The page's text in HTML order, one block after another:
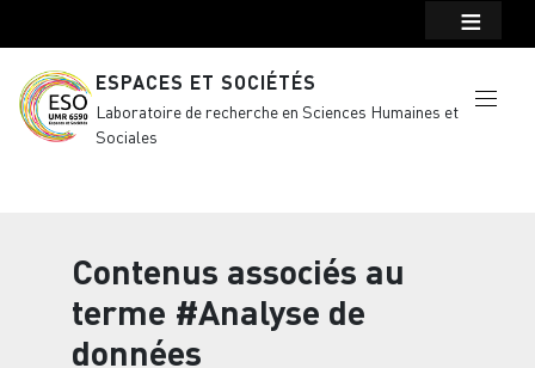
ESPACES ET SOCIÉTÉS
Laboratoire de recherche en Sciences Humaines et
Sociales
Contenus associés au
terme #Analyse de
données